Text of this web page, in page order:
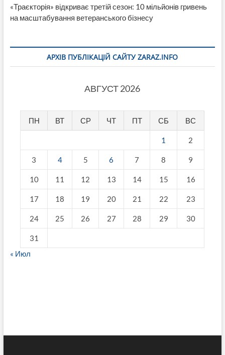
«Траєкторія» відкриває третій сезон: 10 мільйонів гривень
на масштабування ветеранського бізнесу
АРХІВ ПУБЛІКАЦІЙ САЙТУ ZARAZ.INFO
АВГУСТ 2026
ПН ВТ СР ЧТ ПТ СБ ВС
1 2
3 4 5 6 7 8 9
10 11 12 13 14 15 16
17 18 19 20 21 22 23
24 25 26 27 28 29 30
31
« Июл